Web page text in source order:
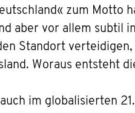
zum Motto
aber vor allem subtil
Standort verteidigen,
Woraus entsteht
im globalisierten 21.